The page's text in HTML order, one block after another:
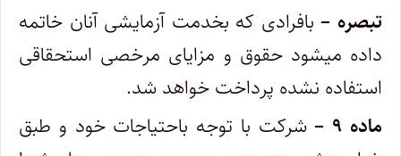
تبصره –بافرادی که بخدمت آزمایشی آنان خاتمه
داده میشود حقوق و مزایای مرخصی استحقاقی
استفاده نشده پرداخت خواهد شد. ‌
ماده ۹ –
شرکت با توجه باحتیاجات خود و طبق